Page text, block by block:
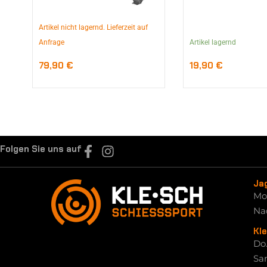
Artikel nicht lagernd. Lieferzeit auf
Anfrage
79,90 €
Artikel lagernd
19,90 €
Folgen Sie uns auf